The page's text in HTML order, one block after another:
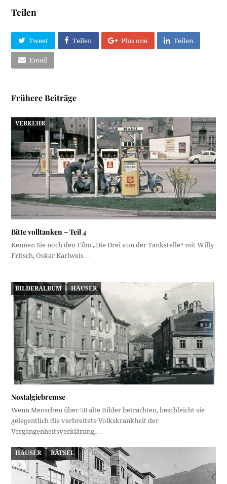
Teilen
Tweet Teilen Plus one Teilen
Email
Frühere Beiträge
VERKEHR
Bitte volltanken – Teil 4
Kennen Sie noch den Film „Die Drei von der Tankstelle“ mit Willy
Fritsch, Oskar Karlweis…
BILDERALBUM HÄUSER
Nostalgiebremse
Wenn Menschen über 50 alte Bilder betrachten, beschleicht sie
gelegentlich die verbreitete Volkskrankheit der
Vergangenheitsverklärung,…
HÄUSER RÄTSEL